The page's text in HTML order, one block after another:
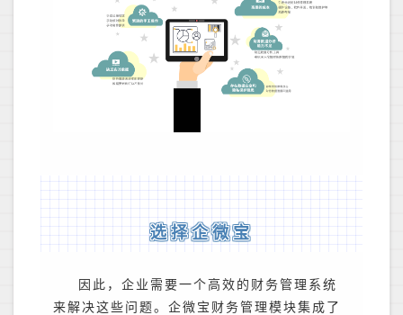
选择企微宝
因此，企业需要一个高效的财务管理系统
来解决这些问题。企微宝财务管理模块集成了